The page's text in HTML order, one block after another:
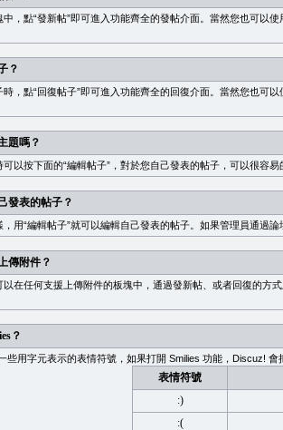
，點“發新帖”即可進入功能齊全的發帖介面。當然您也可以
？
，點“回復帖子”即可進入功能齊全的回復介面。當然您也可
題嗎？
以按下面的“編輯帖子”，對於您自己發表的帖子，可以很容
發表的帖子？
用“編輯帖子”就可以編輯自己發表的帖子。如果管理員通過
傳附件？
在任何支援上傳附件的板塊中，通過發新帖、或者回復的方
？
些用字元表示的表情符號，如果打開 Smilies 功能，Discuz!
表情符號
:)
:(